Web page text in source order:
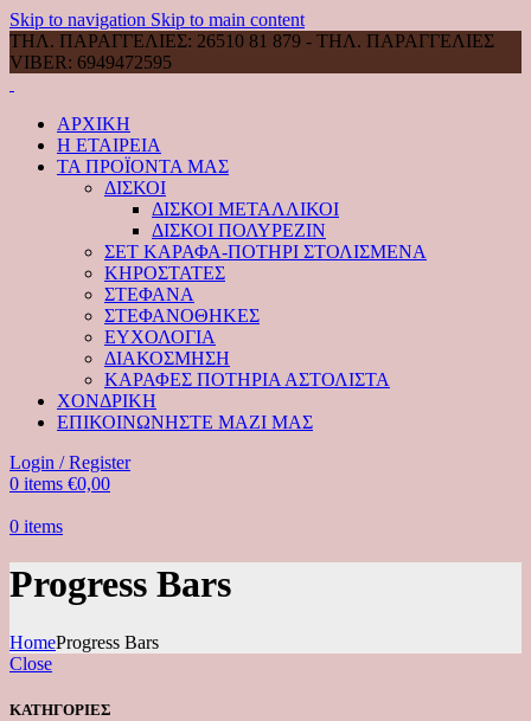
Skip to navigation Skip to main content
ΤΗΛ. ΠΑΡΑΓΓΕΛΙΕΣ: 26510 81 879 - ΤΗΛ. ΠΑΡΑΓΓΕΛΙΕΣ
VIBER: 6949472595
ΑΡΧΙΚΗ
Η ΕΤΑΙΡΕΙΑ
ΤΑ ΠΡΟΪΟΝΤΑ ΜΑΣ
ΔΙΣΚΟΙ
ΔΙΣΚΟΙ ΜΕΤΑΛΛΙΚΟΙ
ΔΙΣΚΟΙ ΠΟΛΥΡΕΖΙΝ
ΣΕΤ ΚΑΡΑΦΑ-ΠΟΤΗΡΙ ΣΤΟΛΙΣΜΕΝΑ
ΚΗΡΟΣΤΑΤΕΣ
ΣΤΕΦΑΝΑ
ΣΤΕΦΑΝΟΘΗΚΕΣ
ΕΥΧΟΛΟΓΙΑ
ΔΙΑΚΟΣΜΗΣΗ
ΚΑΡΑΦΕΣ ΠΟΤΗΡΙΑ ΑΣΤΟΛΙΣΤΑ
ΧΟΝΔΡΙΚΗ
ΕΠΙΚΟΙΝΩΝΗΣΤΕ ΜΑΖΙ ΜΑΣ
Login / Register
0 items €0,00
0 items
Progress Bars
HomeProgress Bars
Close
ΚΑΤΗΓΟΡΙΕΣ